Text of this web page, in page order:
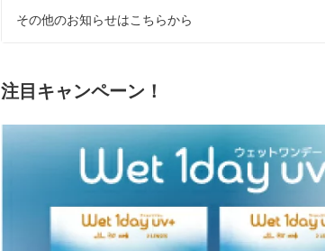
その他のお知らせはこちらから
注目キャンペーン！